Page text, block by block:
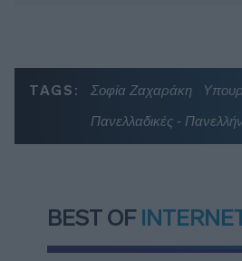
TAGS: Σοφία Ζαχαράκη
Πανελλαδικές -
BEST OF